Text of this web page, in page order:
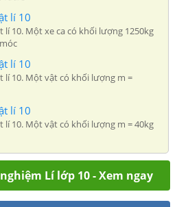
lí 10
lí 10. Một xe ca có khối lượng 1250kg
lí 10
lí 10. Một vật có khối lượng m =
lí 10
lí 10. Một vật có khối lượng m = 40kg
Lí lớp 10 - Xem ngay